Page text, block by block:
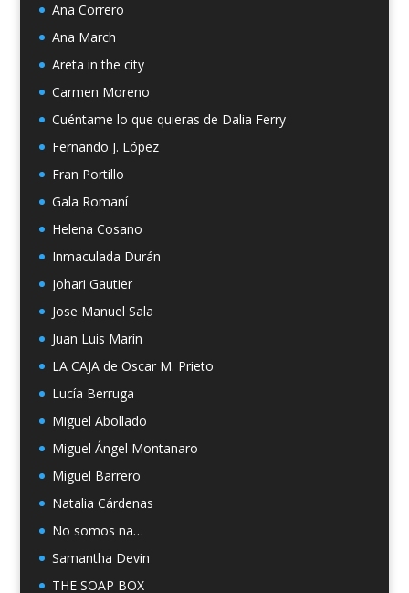
Ana Correro
Ana March
Areta in the city
Carmen Moreno
Cuéntame lo que quieras de Dalia Ferry
Fernando J. López
Fran Portillo
Gala Romaní
Helena Cosano
Inmaculada Durán
Johari Gautier
Jose Manuel Sala
Juan Luis Marín
LA CAJA de Oscar M. Prieto
Lucía Berruga
Miguel Abollado
Miguel Ángel Montanaro
Miguel Barrero
Natalia Cárdenas
No somos na…
Samantha Devin
THE SOAP BOX